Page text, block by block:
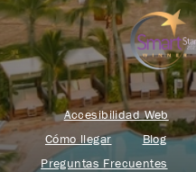
Accesibilidad Web
Cómo llegar
Blog
Preguntas Frecuentes